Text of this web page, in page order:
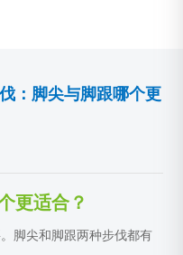
：脚尖与脚跟哪个更
更适合？
脚尖和脚跟两种步伐都有